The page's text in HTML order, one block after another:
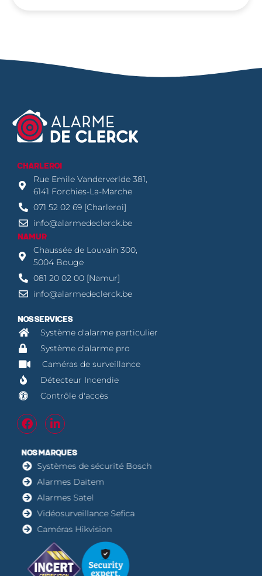
CHARLEROI
Rue Emile Vanderverlde 381,
6141 Forchies-La-Marche
071 52 02 69 [Charleroi]
info@alarmedeclerck.be
NAMUR
Chaussée de Louvain 300,
5004 Bouge
081 20 02 00 [Namur]
info@alarmedeclerck.be
NOS SERVICES
Système d'alarme particulier
Système d'alarme pro
Caméras de surveillance
Détecteur Incendie
Contrôle d'accès
NOS MARQUES
Systèmes de sécurité Bosch
Alarmes Daitem
Alarmes Satel
Vidéosurveillance Sefica
Caméras Hikvision